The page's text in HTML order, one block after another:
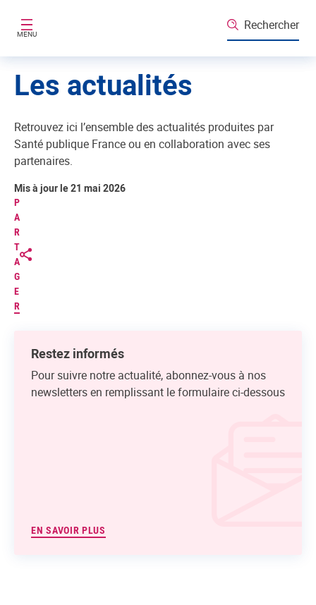
MENU
Rechercher
Les actualités
Retrouvez ici l’ensemble des actualités produites par
Santé publique France ou en collaboration avec ses
partenaires.
P
A
R
T
A
G
E
R
Mis à jour le 21 mai 2026
Restez informés
Pour suivre notre actualité, abonnez-vous à nos
newsletters en remplissant le formulaire ci-dessous
EN SAVOIR PLUS